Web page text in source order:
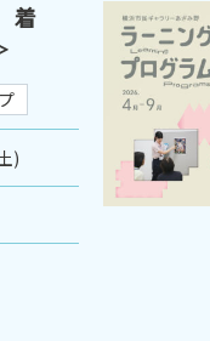
着
)